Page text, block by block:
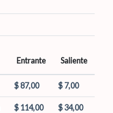
Entrante Saliente
$ 87,00 $ 7,00
$ 114,00 $ 34,00